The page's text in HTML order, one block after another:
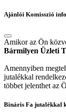
Ajánlói Komisszió
Amikor az Ön
Bármilyen Üzleti
Amennyiben
jutalékkal
többet jelenthet az
Bináris Fa jutalékkal